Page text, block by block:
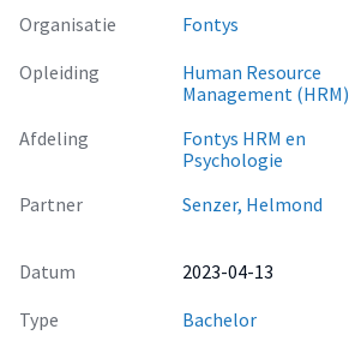
Organisatie
Fontys
Opleiding
Human Resource
Management (HRM)
Afdeling
Fontys HRM en
Psychologie
Partner
Senzer, Helmond
Datum
2023-04-13
Type
Bachelor